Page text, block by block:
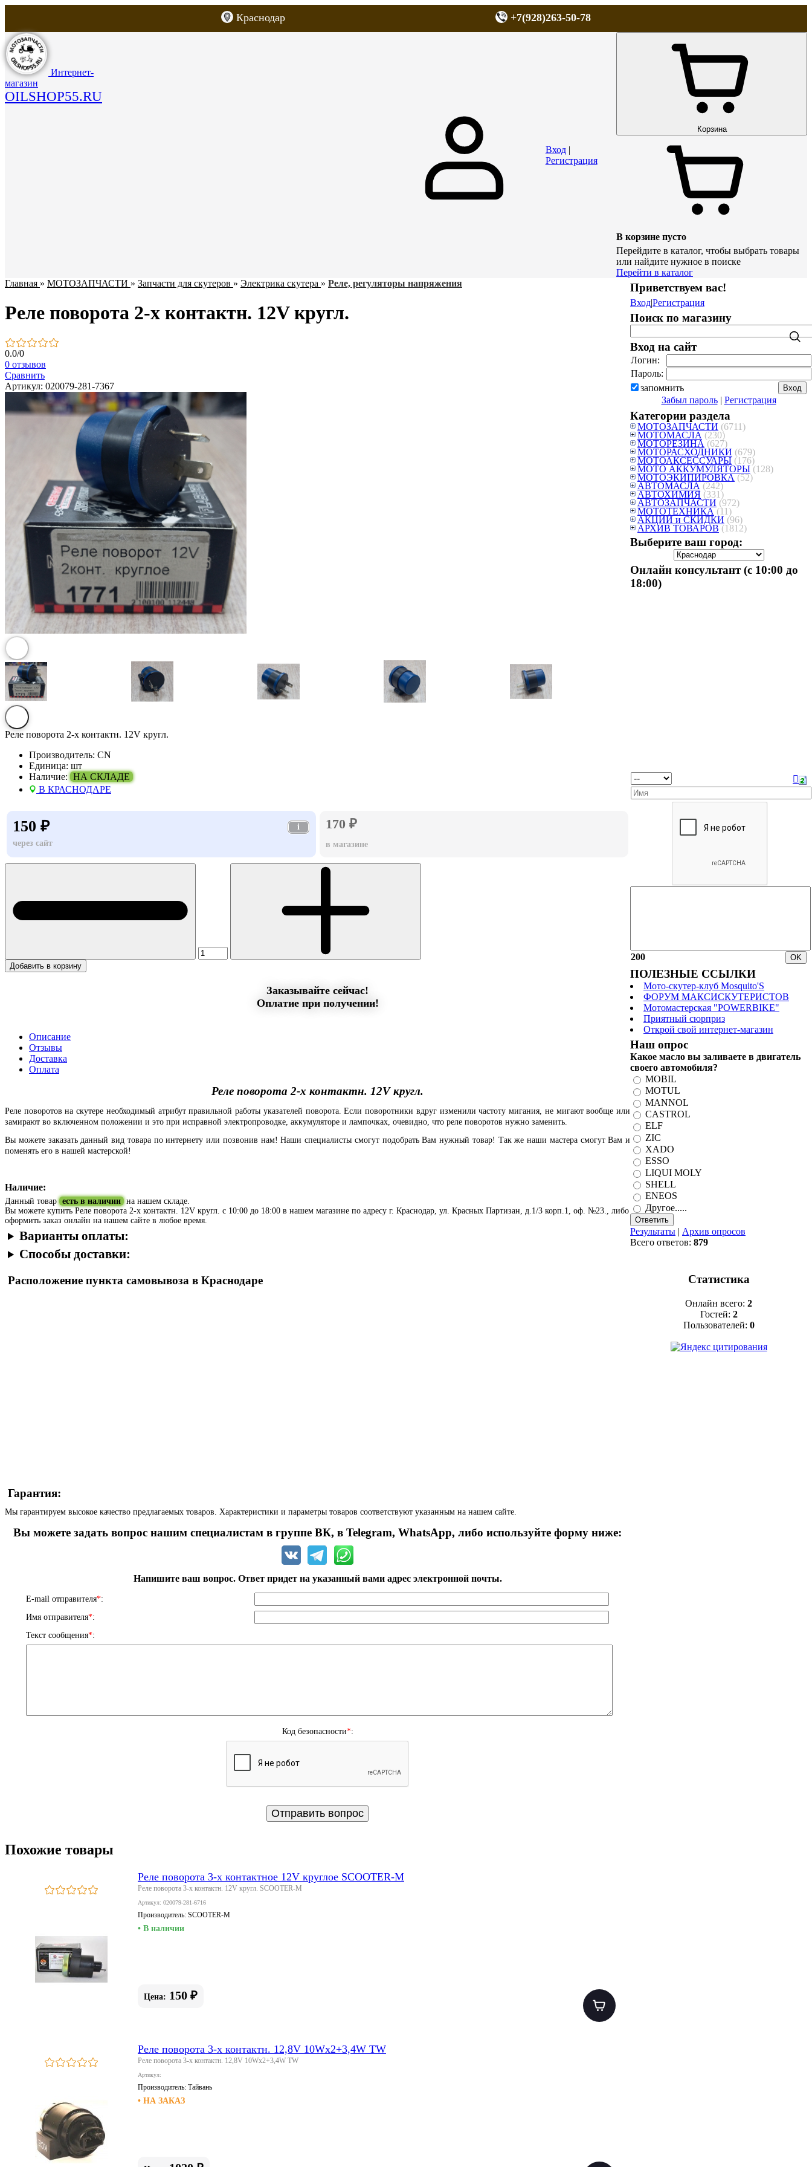
Краснодар +7(928)263-50-78
Интернет-
магазин
OILSHOP55.RU
ДОСТАВКА
Вход|
Регистрация
Корзина
В корзине пусто
Перейдите в каталог, чтобы выбрать товары
или найдите нужное в поиске
Перейти в каталог
Главная » МОТОЗАПЧАСТИ » Запчасти для скутеров » Электрика скутера » Реле, регуляторы напряжения
Реле поворота 2-х контактн. 12V кругл.
0.0/0
0 отзывов
Сравнить
Артикул: 020079-281-7367
Реле поворота 2-х контактн. 12V кругл.
Производитель: CN
Единица: шт
Наличие: НА СКЛАДЕ
В КРАСНОДАРЕ
150 ₽
i
через сайт
170 ₽
в магазине
Добавить в корзину
Заказывайте сейчас!
Оплатие при получении!
Описание
Отзывы
Доставка
Оплата
Реле поворота 2-х контактн. 12V кругл.
Реле поворотов на скутере необходимый атрибут правильной работы указателей поворота. Если поворотники вдруг изменили частоту мигания, не мигают вообще или
замирают во включенном положении и это при исправной электропроводке, аккумуляторе и лампочках, очевидно, что реле поворотов нужно заменить.
Вы можете заказать данный вид товара по интернету или позвонив нам! Наши специалисты смогут подобрать Вам нужный товар! Так же наши мастера смогут Вам и
поменять его в нашей мастерской!
Наличие:
Данный товар есть в наличии на нашем складе.
Вы можете купить Реле поворота 2-х контактн. 12V кругл. с 10:00 до 18:00 в нашем магазине по адресу г. Краснодар, ул. Красных Партизан, д.1/3 корп.1, оф. №23., либо
оформить заказ онлайн на нашем сайте в любое время.
Варианты оплаты:
Способы доставки:
Расположение пункта самовывоза в Краснодаре
Гарантия:
Мы гарантируем высокое качество предлагаемых товаров. Характеристики и параметры товаров соответствуют указанным на нашем сайте.
Вы можете задать вопрос нашим специалистам в группе ВК, в Telegram, WhatsApp, либо используйте форму ниже:
Напишите ваш вопрос. Ответ придет на указанный вами адрес электронной почты.
E-mail отправителя*:
Имя отправителя*:
Текст сообщения*:
Код безопасности*:
Похожие товары
Реле поворота 3-х контактное 12V круглое SCOOTER-M
Реле поворота 3-х контактн. 12V кругл. SCOOTER-M
Артикул: 020079-281-6716
Производитель: SCOOTER-M
• В наличии
Цена: 150 ₽
Реле поворота 3-х контактн. 12,8V 10Wx2+3,4W TW
Реле поворота 3-х контактн. 12,8V 10Wx2+3,4W TW
Артикул:
Производитель: Тайвань
• НА ЗАКАЗ
Приветствуем вас!
Вход|Регистрация
Поиск по магазину
Вход на сайт
Логин:
Пароль:
запомнить
Забыл пароль| Регистрация
Категории раздела
МОТОЗАПЧАСТИ (6711)
МОТОМАСЛА (230)
МОТОРЕЗИНА (627)
МОТОРАСХОДНИКИ (679)
МОТОАКСЕССУАРЫ (176)
МОТО АККУМУЛЯТОРЫ (128)
МОТОЭКИПИРОВКА (52)
АВТОМАСЛА (242)
АВТОХИМИЯ (331)
АВТОЗАПЧАСТИ (972)
МОТОТЕХНИКА (11)
АКЦИИ и СКИДКИ (96)
АРХИВ ТОВАРОВ (1812)
Выберите ваш город:
Онлайн консультант (с 10:00 до
18:00)
200
ПОЛЕЗНЫЕ ССЫЛКИ
Мото-скутер-клуб Mosquito'S
ФОРУМ МАКСИСКУТЕРИСТОВ
Мотомастерская "POWERBIKE"
Приятный сюрприз
Открой свой интернет-магазин
Наш опрос
Какое масло вы заливаете в двигатель
своего автомобиля?
MOBIL
MOTUL
MANNOL
CASTROL
ELF
ZIC
XADO
ESSO
LIQUI MOLY
SHELL
ENEOS
Другое.....
Результаты | Архив опросов
Всего ответов: 879
Статистика
Онлайн всего: 2
Гостей: 2
Пользователей: 0